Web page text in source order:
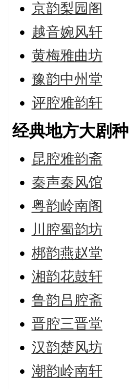
京韵梨园阁
越音婉风轩
黄梅雅曲坊
豫韵中州堂
评腔雅韵轩
经典地方大剧种
昆腔雅韵斋
秦声秦风馆
粤韵岭南阁
川腔蜀韵坊
梆韵燕赵堂
湘韵花鼓轩
鲁韵吕腔斋
晋腔三晋堂
汉韵楚风坊
潮韵岭南轩